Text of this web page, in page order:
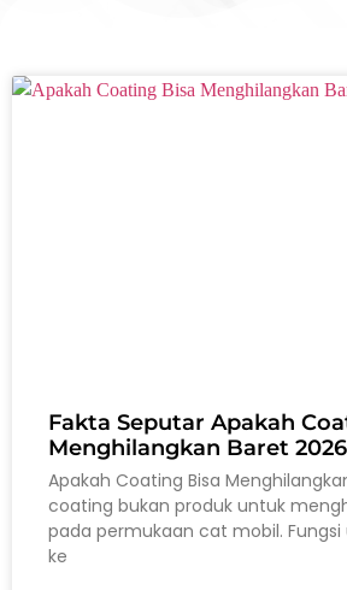
Fakta Seputar Apakah
Menghilangkan Baret 2026
Apakah Coating Bisa
coating bukan produk untuk
pada permukaan cat mobil.
ke